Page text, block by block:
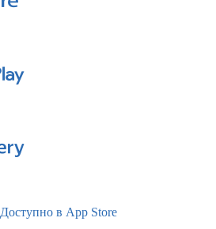
Доступно в App Store